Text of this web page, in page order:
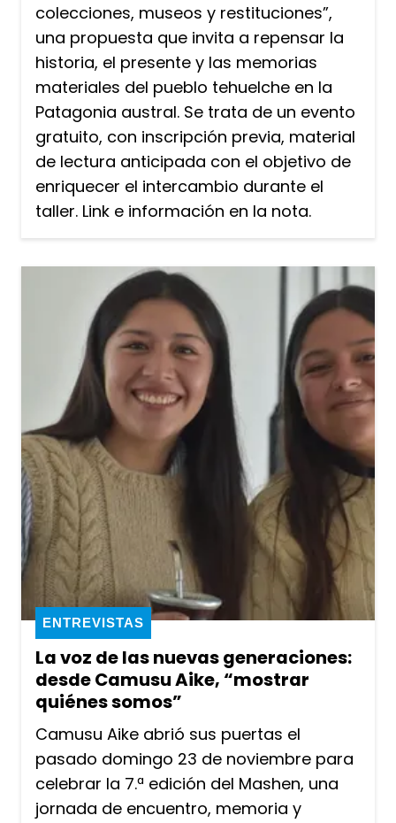
colecciones, museos y restituciones”,
una propuesta que invita a repensar la
historia, el presente y las memorias
materiales del pueblo tehuelche en la
Patagonia austral. Se trata de un evento
gratuito, con inscripción previa, material
de lectura anticipada con el objetivo de
enriquecer el intercambio durante el
taller. Link e información en la nota.
La voz de las nuevas generaciones:
desde Camusu Aike, “mostrar
quiénes somos”
ENTREVISTAS
Camusu Aike abrió sus puertas el
pasado domingo 23 de noviembre para
celebrar la 7.ª edición del Mashen, una
jornada de encuentro, memoria y